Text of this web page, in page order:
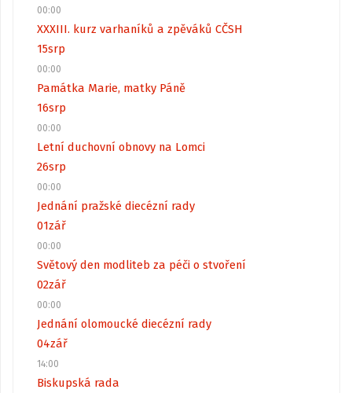
00:00
XXXIII. kurz varhaníků a zpěváků CČSH
15srp
00:00
Památka Marie, matky Páně
16srp
00:00
Letní duchovní obnovy na Lomci
26srp
00:00
Jednání pražské diecézní rady
01zář
00:00
Světový den modliteb za péči o stvoření
02zář
00:00
Jednání olomoucké diecézní rady
04zář
14:00
Biskupská rada